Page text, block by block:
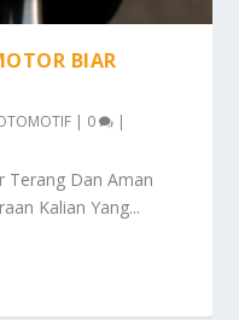
BIAR
| 0 |
Terang Dan Aman
Kalian Yang...